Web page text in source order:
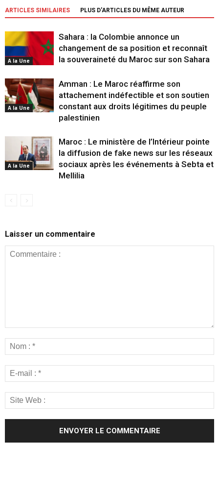
ARTICLES SIMILAIRES PLUS D'ARTICLES DU MÊME AUTEUR
A la Une
Sahara : la Colombie annonce un
changement de sa position et reconnaît
la souveraineté du Maroc sur son Sahara
A la Une
Amman : Le Maroc réaffirme son
attachement indéfectible et son soutien
constant aux droits légitimes du peuple
palestinien
A la Une
Maroc : Le ministère de l’Intérieur pointe
la diffusion de fake news sur les réseaux
sociaux après les événements à Sebta et
Mellilia
Laisser un commentaire